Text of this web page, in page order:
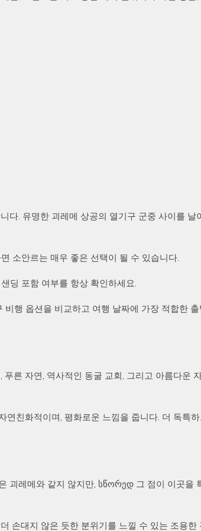
다. 유명한 괴레메 상공의 열기구 군중 사이를 날
소안르는 매우 좋은 선택이 될 수 있습니다.
딩 포함 여부를 항상 확인하세요.
행 옵션을 비교하고 여행 날짜에 가장 적합한
른 자연, 역사적인 동굴 교회, 그리고 아름다운
연친화적이며, 평화로운 느낌을 줍니다. 더 독특
괴레메와 같지 않지만, სწორედ 그 점이 이곳을
손대지 않은 듯한 분위기를 느낄 수 있는 조용한